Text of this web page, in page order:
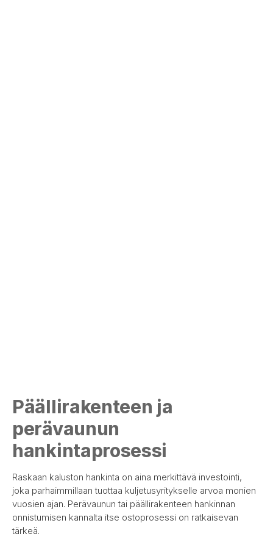
Päällirakenteen ja
perävaunun
hankintaprosessi
Raskaan kaluston hankinta on aina merkittävä investointi,
joka parhaimmillaan tuottaa kuljetusyritykselle arvoa monien
vuosien ajan. Perävaunun tai päällirakenteen hankinnan
onnistumisen kannalta itse ostoprosessi on ratkaisevan
tärkeä.